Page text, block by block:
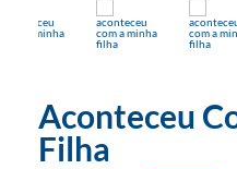
Aconteceu
Filha